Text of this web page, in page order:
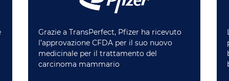
Grazie a TransPerfect, Pfizer ha ricevuto
l’approvazione CFDA per il suo nuovo
medicinale per il trattamento del
carcinoma mammario